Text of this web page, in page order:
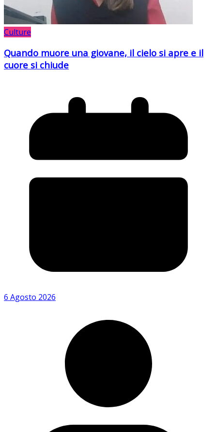
Culture
Quando muore una giovane, il cielo si apre e il
cuore si chiude
6 Agosto 2026